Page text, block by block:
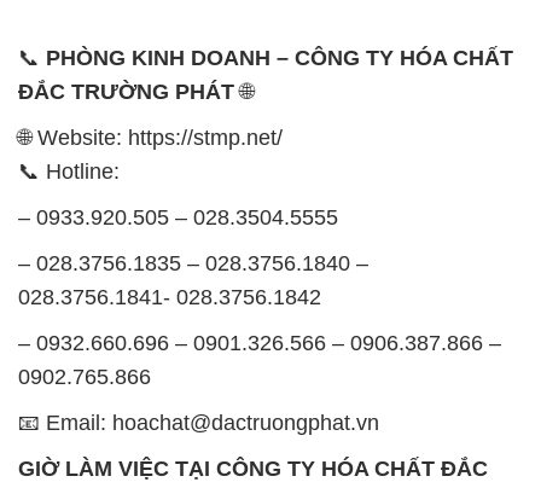
📞 PHÒNG KINH DOANH – CÔNG TY HÓA CHẤT
ĐẮC TRƯỜNG PHÁT🌐
🌐 Website: https://stmp.net/
📞 Hotline:
– 0933.920.505 – 028.3504.5555
– 028.3756.1835 – 028.3756.1840 –
028.3756.1841- 028.3756.1842
– 0932.660.696 – 0901.326.566 – 0906.387.866 –
0902.765.866
📧 Email: hoachat@dactruongphat.vn
GIỜ LÀM VIỆC TẠI CÔNG TY HÓA CHẤT ĐẮC